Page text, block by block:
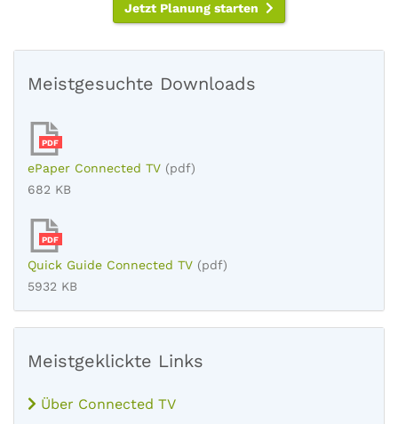
Jetzt Planung starten
Meistgesuchte Downloads
PDF
ePaper Connected TV (pdf)
682 KB
PDF
Quick Guide Connected TV (pdf)
5932 KB
Meistgeklickte Links
Über Connected TV